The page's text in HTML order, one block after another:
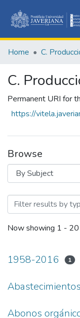
Home C.
C.
Permanent URI for
https://
Browse
Browsing C.
Now showing 1 -
1958-2016 1
Abonos